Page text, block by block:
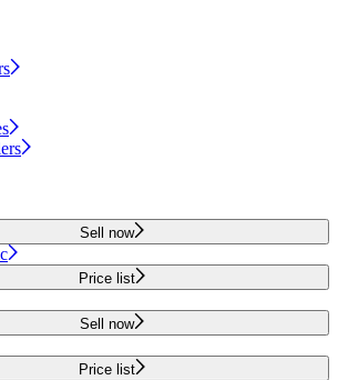
Sell now
Price list
Sell now
Price list